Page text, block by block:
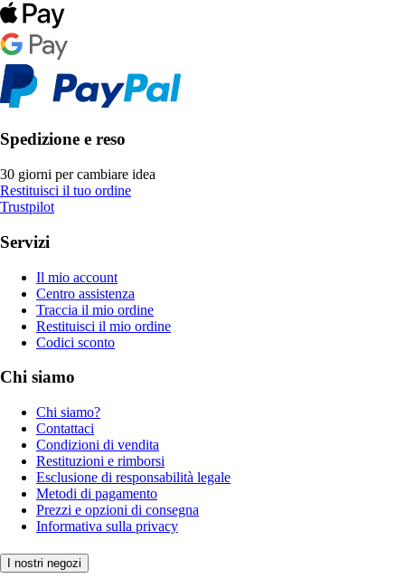
Spedizione e reso
30 giorni per cambiare idea
Restituisci il tuo ordine
Trustpilot
Servizi
Il mio account
Centro assistenza
Traccia il mio ordine
Restituisci il mio ordine
Codici sconto
Chi siamo
Chi siamo?
Contattaci
Condizioni di vendita
Restituzioni e rimborsi
Esclusione di responsabilità legale
Metodi di pagamento
Prezzi e opzioni di consegna
Informativa sulla privacy
I nostri negozi